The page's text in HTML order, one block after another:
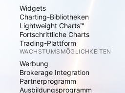
Widgets
Charting-Bibliotheken
Lightweight Charts™
Fortschrittliche Charts
Trading-Plattform
WACHSTUMSMÖGLICHKEITEN
Werbung
Brokerage Integration
Partnerprogramm
Ausbildungsprogramm